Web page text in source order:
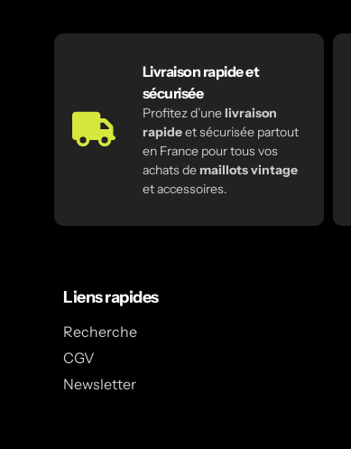
Livraison rapide et
sécurisée
Profitez d’unelivraison
rapideet sécurisée partout
en France pour tous vos
achats demaillots vintage
et accessoires.
Liens rapides
Recherche
CGV
Newsletter